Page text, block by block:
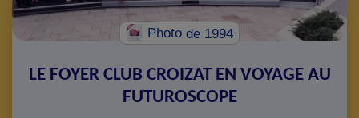
Photo de 1994
LE FOYER CLUB CROIZAT EN VOYAGE AU
FUTUROSCOPE